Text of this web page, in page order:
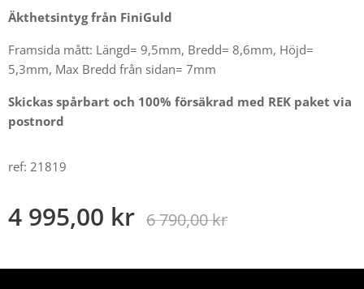
Äkthetsintyg från FiniGuld
Framsida mått: Längd= 9,5mm, Bredd= 8,6mm, Höjd=
5,3mm, Max Bredd från sidan= 7mm
Skickas spårbart och 100% försäkrad med REK paket via
postnord
ref: 21819
4 995,00 kr 6 790,00kr